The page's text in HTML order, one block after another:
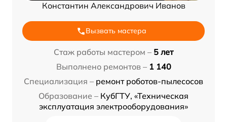
Константин Александрович Иванов
Вызвать мастера
Стаж работы мастером – 5 лет
Выполнено ремонтов – 1 140
Специализация – ремонт роботов-пылесосов
Образование – КубГТУ, «Техническая
эксплуатация электрооборудования»